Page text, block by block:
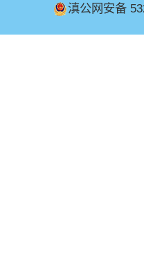
滇公网安备